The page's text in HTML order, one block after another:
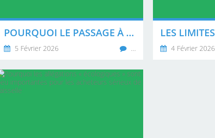
POURQUOI LE PASSAGE À L'ÉCHELLE INDUSTRIELLE DES EMBALLAGES DURABLES REPRÉSENTE UN DÉFI TECHNIQUE
5 Février 2026 … 4 Février 2026